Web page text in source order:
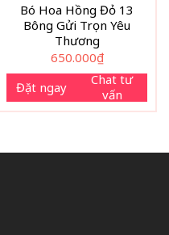
Bó Hoa Hồng Đỏ 13
Bông Gửi Trọn Yêu
Thương
650.000₫
Đặt ngay
Chat tư
vấn